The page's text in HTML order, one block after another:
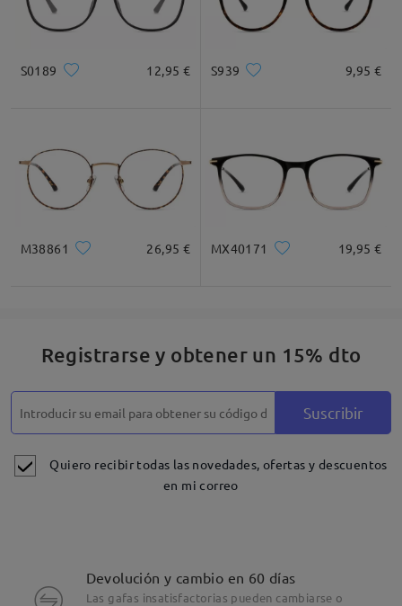
S0189 12,95 € S939 9,95 €
M38861 26,95 € MX40171 19,95 €
Registrarse y obtener un 15% dto
Suscribir
Quiero recibir todas las novedades, ofertas y descuentos
en mi correo
Devolución y cambio en 60 días
Las gafas insatisfactorias pueden cambiarse o